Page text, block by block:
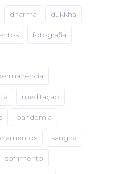
dharma dukkha
fotografia
meditação
pandemia
sangha
sofrimento